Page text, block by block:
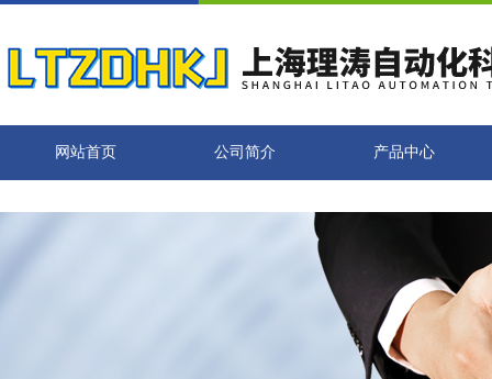
网站首页 公司简介 产品中心